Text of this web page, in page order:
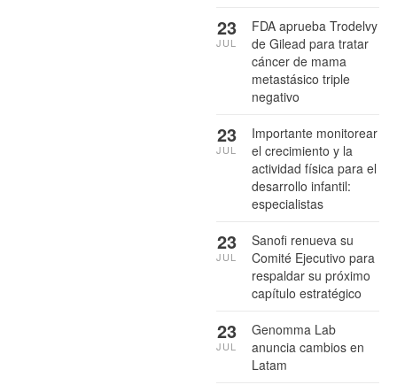
FDA aprueba Trodelvy
de Gilead para tratar
cáncer de mama
metastásico triple
negativo
23
JUL
Importante monitorear
el crecimiento y la
actividad física para el
desarrollo infantil:
especialistas
23
JUL
Sanofi renueva su
Comité Ejecutivo para
respaldar su próximo
capítulo estratégico
23
JUL
Genomma Lab
anuncia cambios en
Latam
23
JUL